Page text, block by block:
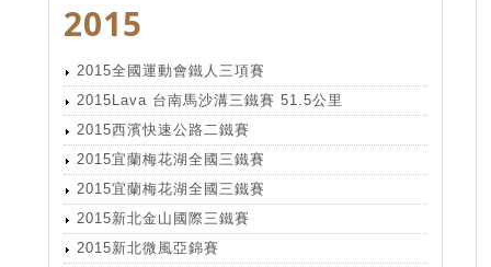
2015
2015全國運動會鐵人三項賽
2015Lava 台南馬沙溝三鐵賽 51.5公里
2015西濱快速公路二鐵賽
2015宜蘭梅花湖全國三鐵賽
2015宜蘭梅花湖全國三鐵賽
2015新北金山國際三鐵賽
2015新北微風亞錦賽